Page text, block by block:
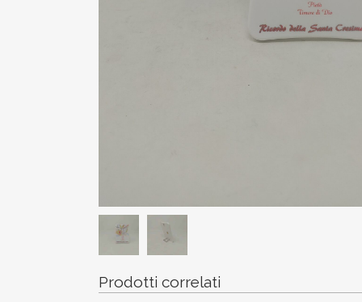
Prodotti correlati